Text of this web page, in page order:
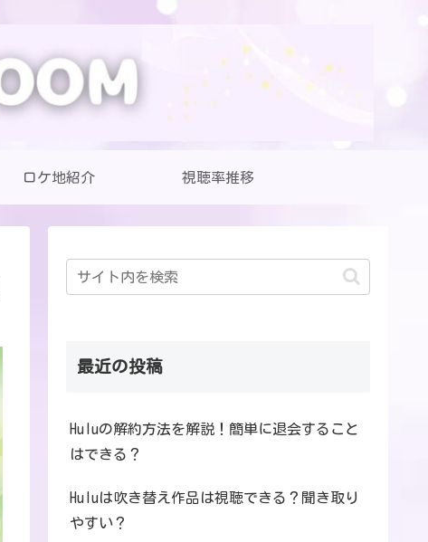
ロケ地紹介 視聴率推移
最近の投稿
Huluの解約方法を解説！簡単に退会すること
はできる？
Huluは吹き替え作品は視聴できる？聞き取り
やすい？